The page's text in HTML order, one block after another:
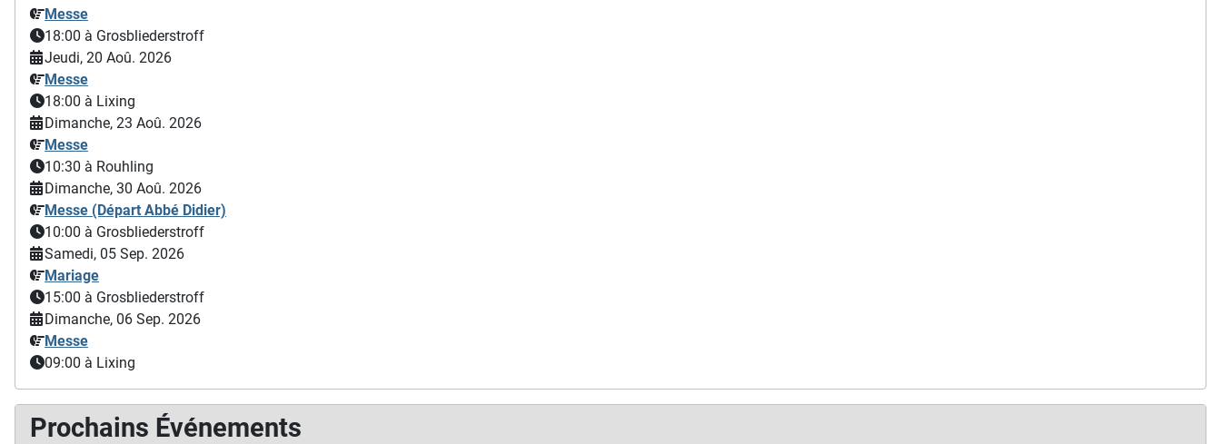
Messe
18:00 à Grosbliederstroff
Jeudi, 20 Aoû. 2026
Messe
18:00 à Lixing
Dimanche, 23 Aoû. 2026
Messe
10:30 à Rouhling
Dimanche, 30 Aoû. 2026
Messe (Départ Abbé Didier)
10:00 à Grosbliederstroff
Samedi, 05 Sep. 2026
Mariage
15:00 à Grosbliederstroff
Dimanche, 06 Sep. 2026
Messe
09:00 à Lixing
Prochains Événements